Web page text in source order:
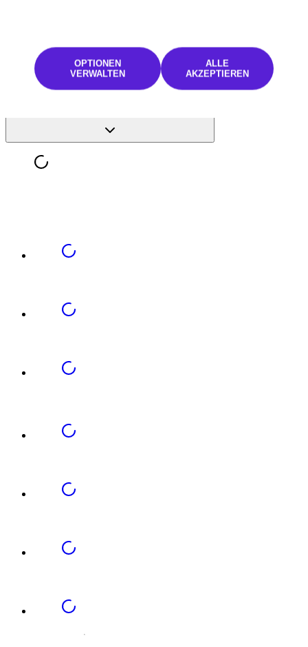
MEHR ANZEIGEN
OPTIONEN
VERWALTEN
ALLE
AKZEPTIEREN